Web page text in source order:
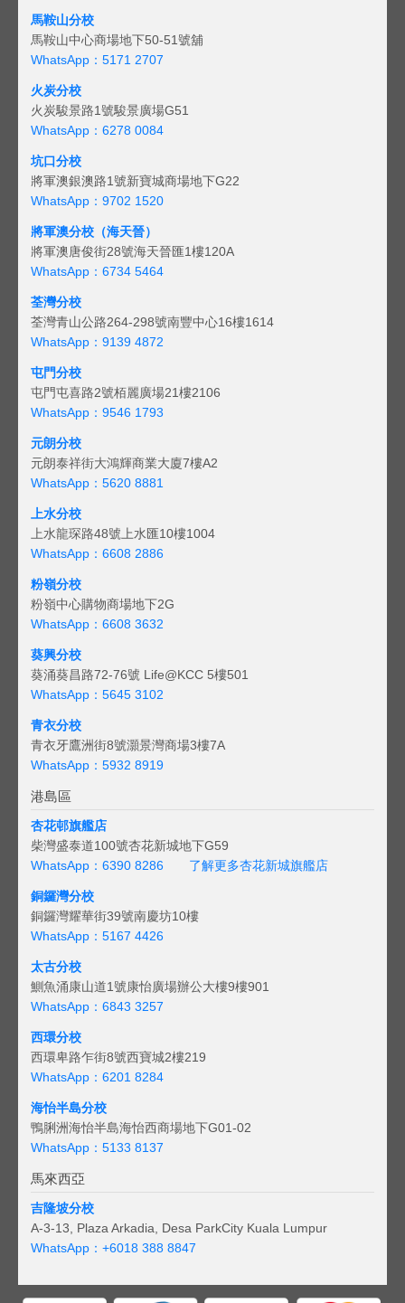
馬鞍山分校
馬鞍山中心商場地下50-51號舖
WhatsApp：5171 2707
火炭分校
火炭駿景路1號駿景廣場G51
WhatsApp：6278 0084
坑口分校
將軍澳銀澳路1號新寶城商場地下G22
WhatsApp：9702 1520
將軍澳分校（海天晉）
將軍澳唐俊街28號海天晉匯1樓120A
WhatsApp：6734 5464
荃灣分校
荃灣青山公路264-298號南豐中心16樓1614
WhatsApp：9139 4872
屯門分校
屯門屯喜路2號栢麗廣場21樓2106
WhatsApp：9546 1793
元朗分校
元朗泰祥街大鴻輝商業大廈7樓A2
WhatsApp：5620 8881
上水分校
上水龍琛路48號上水匯10樓1004
WhatsApp：6608 2886
粉嶺分校
粉嶺中心購物商場地下2G
WhatsApp：6608 3632
葵興分校
葵涌葵昌路72-76號 Life@KCC 5樓501
WhatsApp：5645 3102
青衣分校
青衣牙鷹洲街8號灝景灣商場3樓7A
WhatsApp：5932 8919
港島區
杏花邨旗艦店
柴灣盛泰道100號杏花新城地下G59
WhatsApp：6390 8286
了解更多杏花新城旗艦店
銅鑼灣分校
銅鑼灣耀華街39號南慶坊10樓
WhatsApp：5167 4426
太古分校
鰂魚涌康山道1號康怡廣場辦公大樓9樓901
WhatsApp：6843 3257
西環分校
西環卑路乍街8號西寶城2樓219
WhatsApp：6201 8284
海怡半島分校
鴨脷洲海怡半島海怡西商場地下G01-02
WhatsApp：5133 8137
馬來西亞
吉隆坡分校
A-3-13, Plaza Arkadia, Desa ParkCity Kuala Lumpur
WhatsApp： +6018 388 8847